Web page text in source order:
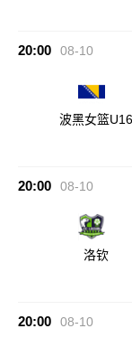
20:00 08-10
波黑女篮U16
20:00 08-10
洛钦
20:00 08-10